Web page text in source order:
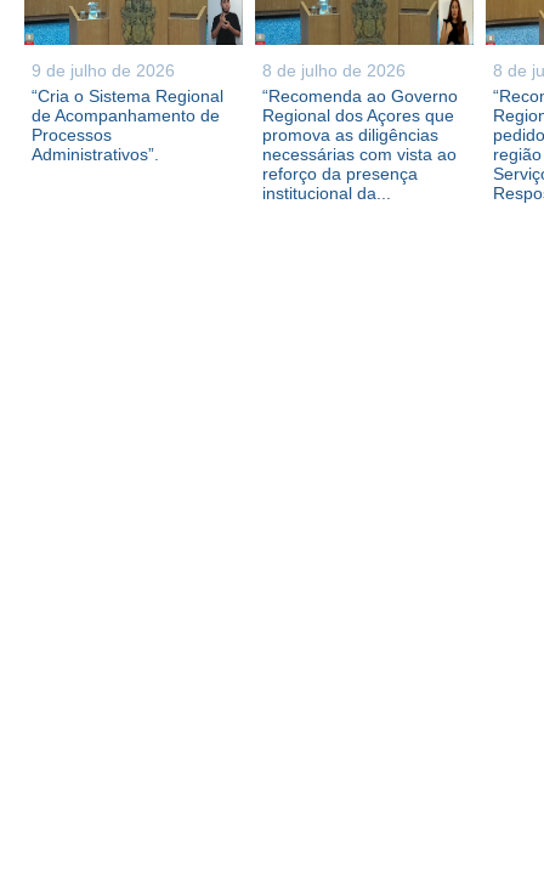
9 de julho de 2026
“Cria o Sistema Regional
de Acompanhamento de
Processos
Administrativos”.
8 de julho de 2026
“Recomenda ao Governo
Regional dos Açores que
promova as diligências
necessárias com vista ao
reforço da presença
institucional da...
8 de